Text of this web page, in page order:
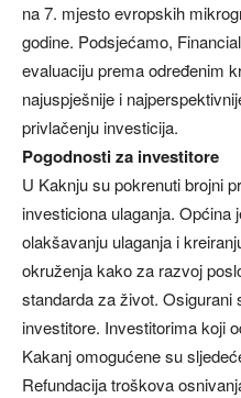
na 7. mjesto evropskih
godine. Podsjećamo,
evaluaciju prema određenim
najuspješnije i
privlačenju investicija.
Pogodnosti za investitore
U Kaknju su pokrenuti brojni
investiciona ulaganja.
olakšavanju ulaganja i
okruženja kako za razvoj
standarda za život. Osigurani
investitore. Investitorima koji
Kakanj omogućene su
Refundacija troškova